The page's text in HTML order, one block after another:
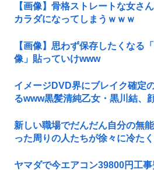
【画像】骨格ストレートな女さ
カラダになってしまうｗｗｗ
【画像】思わず保存したくなる
像」貼っていけwww
イメージDVD界にブレイク確定
るwww黒髪清純乙女・黒川結、
新しい職場でだんだん自分の無
った周りの人たちが徐々に冷た
ヤマダで今エアコン39800円工